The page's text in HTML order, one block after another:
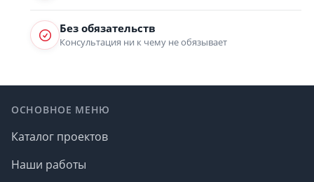
Без обязательств
Консультация ни к чему не обязывает
ОСНОВНОЕ МЕНЮ
Каталог проектов
Наши работы